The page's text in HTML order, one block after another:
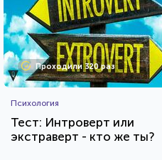
Проходили 320 раз
Психология
Тест: Интроверт или
экстраверт - кто же ты?